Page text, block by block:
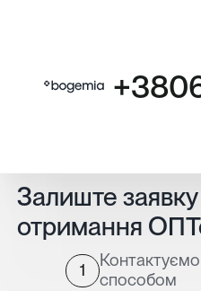
Залиште
отримання
1
способом